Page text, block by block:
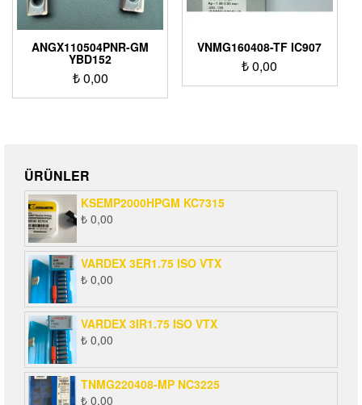
ANGX110504PNR-GM
YBD152
₺0,00
VNMG160408-TF IC907
₺0,00
ÜRÜNLER
KSEMP2000HPGM KC7315
₺ 0,00
VARDEX 3ER1.75 ISO VTX
₺ 0,00
VARDEX 3IR1.75 ISO VTX
₺ 0,00
TNMG220408-MP NC3225
₺ 0,00